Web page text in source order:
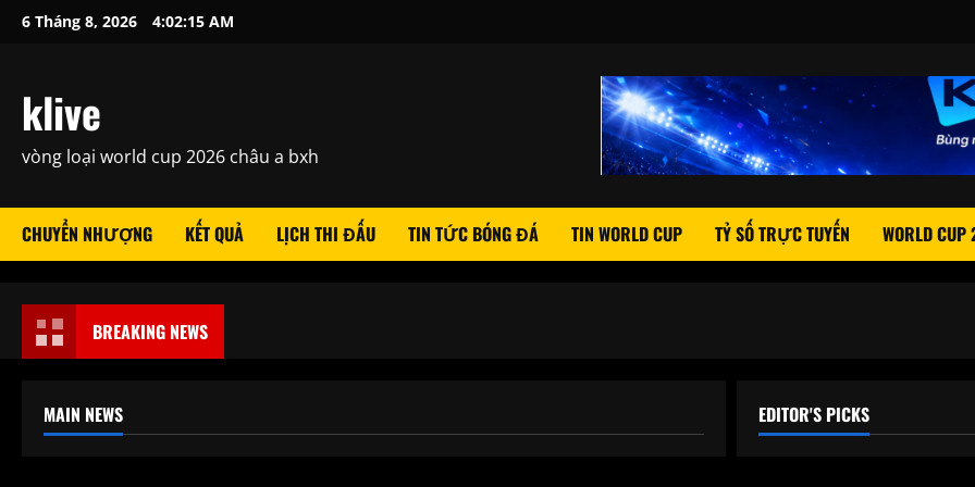
Skip6 Tháng 8, 2026 4:02:16 AM
klive
vòng loại world cup 2026 châu a bxh
CHUYỂN NHƯỢNG KẾT QUẢ LỊCH THI ĐẤU TIN TỨC BÓNG ĐÁ TIN WORLD CUP TỶ SỐ TRỰC TUYẾN WORLD
BREAKING NEWS
MAIN NEWS EDITOR'S PICKS